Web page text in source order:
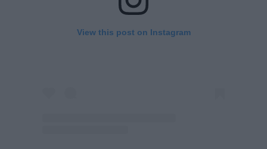
View this post on Instagram